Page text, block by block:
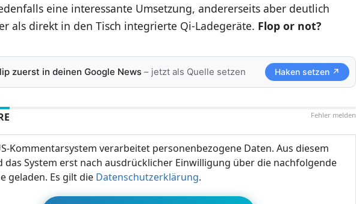
eine interessante Umsetzung, andererseits aber deutlich
als direkt in den Tisch integrierte Qi-Ladegeräte. Flop or not?
zuerst in deinen Google News– jetzt als Quelle setzen Haken setzen ↗
Fehler melden
Kommentarsystem verarbeitet personenbezogene Daten. Aus diesem
das System erst nach ausdrücklicher Einwilligung über die nachfolgende
geladen. Es gilt die Datenschutzerklärung.